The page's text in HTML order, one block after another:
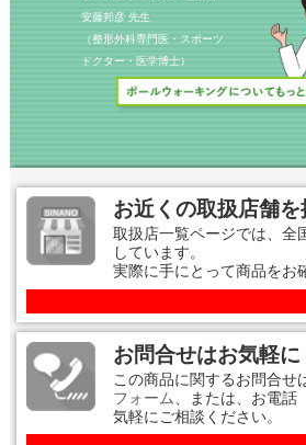
安藤邦彦 先生
（整形外科専門医・スポーツ
ドクター・医学博士）
お近くの取扱店舗を
取扱店一覧ページでは、全
しています。
実際に手にとって商品をお
お問合せはお気軽に
この商品に関するお問合せ
フォーム
、または、お電話
気軽にご相談ください。